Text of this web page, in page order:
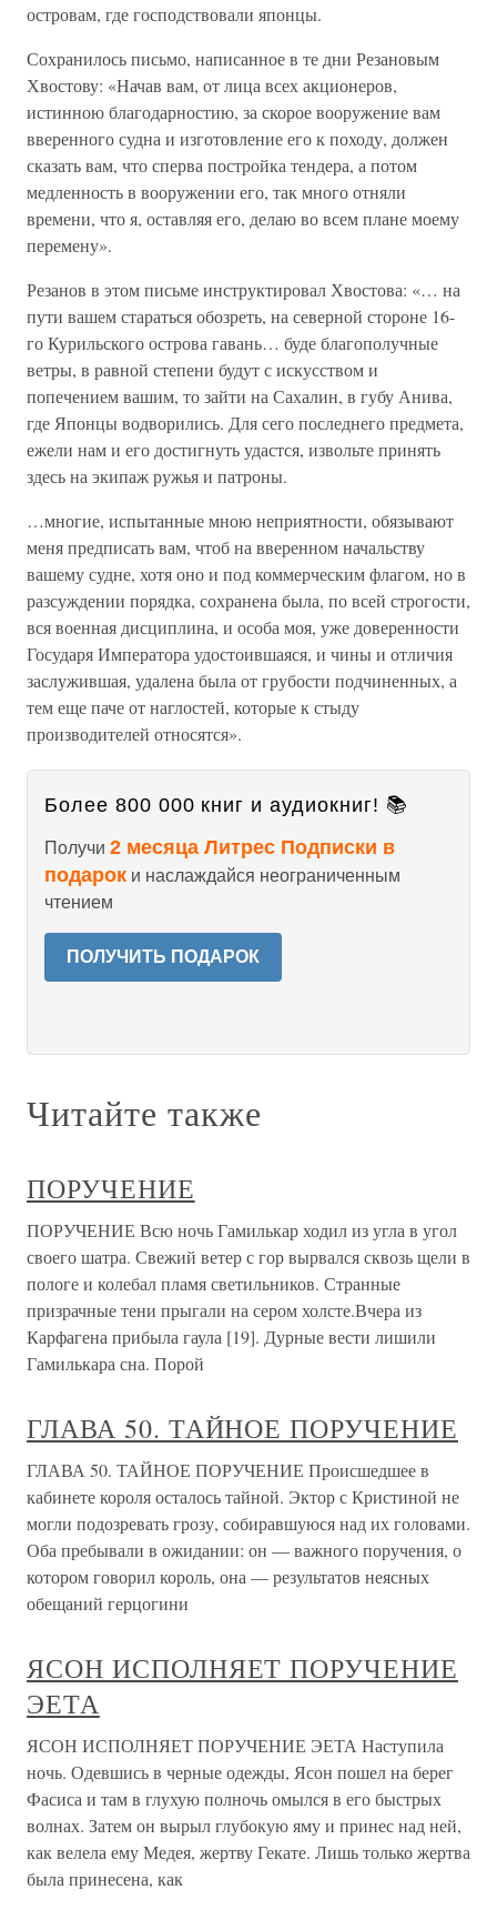
островам, где господствовали японцы.
Сохранилось письмо, написанное в те дни Резановым
Хвостову: «Начав вам, от лица всех акционеров,
истинною благодарностию, за скорое вооружение вам
вверенного судна и изготовление его к походу, должен
сказать вам, что сперва постройка тендера, а потом
медленность в вооружении его, так много отняли
времени, что я, оставляя его, делаю во всем плане моему
перемену».
Резанов в этом письме инструктировал Хвостова: «… на
пути вашем стараться обозреть, на северной стороне 16-
го Курильского острова гавань… буде благополучные
ветры, в равной степени будут с искусством и
попечением вашим, то зайти на Сахалин, в губу Анива,
где Японцы водворились. Для сего последнего предмета,
ежели нам и его достигнуть удастся, извольте принять
здесь на экипаж ружья и патроны.
…многие, испытанные мною неприятности, обязывают
меня предписать вам, чтоб на вверенном начальству
вашему судне, хотя оно и под коммерческим флагом, но в
разсуждении порядка, сохранена была, по всей строгости,
вся военная дисциплина, и особа моя, уже доверенности
Государя Императора удостоившаяся, и чины и отличия
заслужившая, удалена была от грубости подчиненных, а
тем еще паче от наглостей, которые к стыду
производителей относятся».
Более 800 000 книг и аудиокниг! 📚
Получи 2 месяца Литрес Подписки в
подарок и наслаждайся неограниченным
чтением
ПОЛУЧИТЬ ПОДАРОК
Читайте также
ПОРУЧЕНИЕ
ПОРУЧЕНИЕ Всю ночь Гамилькар ходил из угла в угол
своего шатра. Свежий ветер с гор вырвался сквозь щели в
пологе и колебал пламя светильников. Странные
призрачные тени прыгали на сером холсте.Вчера из
Карфагена прибыла гаула [19]. Дурные вести лишили
Гамилькара сна. Порой
ГЛАВА 50. ТАЙНОЕ ПОРУЧЕНИЕ
ГЛАВА 50. ТАЙНОЕ ПОРУЧЕНИЕ Происшедшее в
кабинете короля осталось тайной. Эктор с Кристиной не
могли подозревать грозу, собиравшуюся над их головами.
Оба пребывали в ожидании: он — важного поручения, о
котором говорил король, она — результатов неясных
обещаний герцогини
ЯСОН ИСПОЛНЯЕТ ПОРУЧЕНИЕ
ЭЕТА
ЯСОН ИСПОЛНЯЕТ ПОРУЧЕНИЕ ЭЕТА Наступила
ночь. Одевшись в черные одежды, Ясон пошел на берег
Фасиса и там в глухую полночь омылся в его быстрых
волнах. Затем он вырыл глубокую яму и принес над ней,
как велела ему Медея, жертву Гекате. Лишь только жертва
была принесена, как